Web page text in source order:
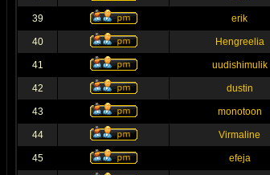
39 erik
40 Hengreelia
41 uudishimulik
42 dustin
43 monotoon
44 Virmaline
45 efeja